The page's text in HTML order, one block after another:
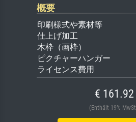
概要
印刷様式や素材等
仕上げ加工
木枠（画枠）
ピクチャーハンガー
ライセンス費用
€ 161.92
(Enthält 19%